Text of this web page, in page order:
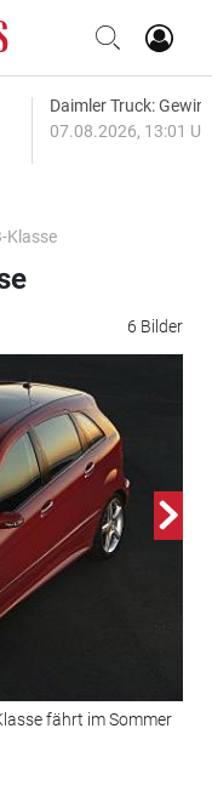
Daimler Truck:
07.08.2026, 13:01
Klasse
6 Bilder
fährt im Sommer